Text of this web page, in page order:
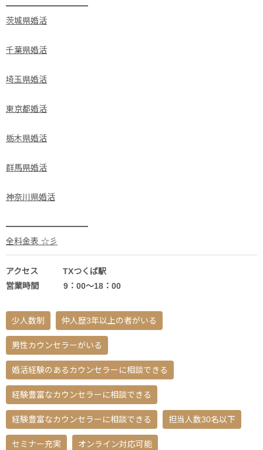
━━━━━━━━━━
茨城県婚活
千葉県婚活
埼玉県婚活
東京都婚活
栃木県婚活
群馬県婚活
神奈川県婚活
━━━━━━━━━━
全料金表 ☆彡
アクセス TXつくば駅
営業時間 9：00～18：00
少人数制 仲人歴3年以上の者がいる
男性カウンセラーがいる
婚活経験のあるカウンセラーに相談できる
経験豊富なカウンセラーに相談できる
経験豊富なカウンセラーに相談できる 担当人数30名以下
セミナー充実 オンライン対応可能